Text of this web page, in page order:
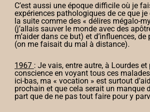
C’est aussi une époque difficile où je
expériences pathologiques de ce que
la suite comme des « délires mégalo-
(j’allais sauver le monde avec des
m’aider dans ce but) et d’influences,
(on me faisait du mal à distance).
1967 : Je vais, entre autre, à Lourdes et
conscience en voyant tous ces
ici-bas, ma « vocation » est surtout
prochain et que cela serait un manque
part que de ne pas tout faire pour y